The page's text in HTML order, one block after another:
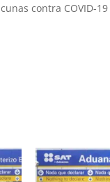
contra COVID-